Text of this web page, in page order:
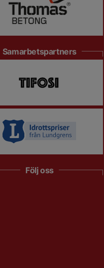
Samarbetspartners
Följ oss